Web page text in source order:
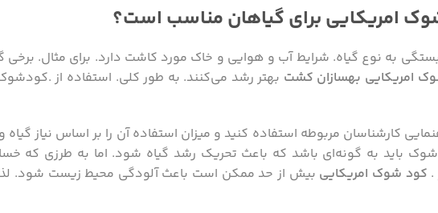
امریکایی برای گیاهان مناسب است؟
به نوع گیاه. شرایط آب و هوایی و خاک مورد کاشت دارد. برای مثال.
امریکایی بهسازان کشت بهتر رشد می‌کنند. به طور کلی. استفاده از
کارشناسان مربوطه استفاده کنید و میزان استفاده آن را بر اساس نیاز
باید به گونه‌ای باشد که باعث تحریک رشد گیاه شود. اما به طرزی که
. کود شوک امریکایی بیش از حد ممکن است باعث آلودگی محیط زیست شود. لذا